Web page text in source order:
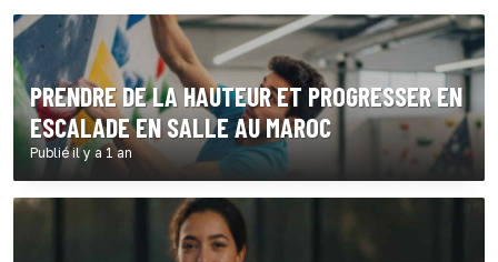
PRENDRE DE LA HAUTEUR ET PROGRESSER EN
ESCALADE EN SALLE AU MAROC
Publié il y a 1 an